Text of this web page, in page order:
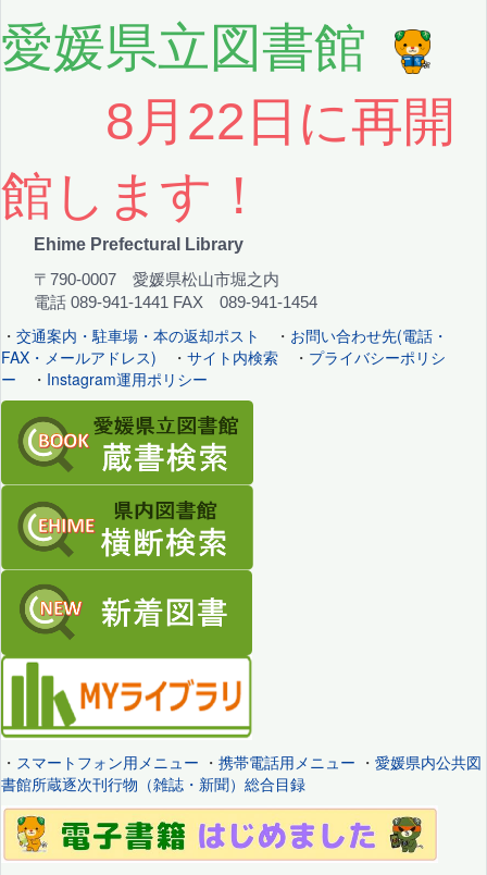
愛媛県立図書館
8月22日に再開
館します！
Ehime Prefectural Library
〒790-0007 愛媛県松山市堀之内
電話 089-941-1441 FAX 089-941-1454
・ 交通案内・駐車場・本の返却ポスト ・ お問い合わせ先(電話・
FAX・メールアドレス) ・ サイト内検索 ・ プライバシーポリシ
ー ・ Instagram運用ポリシー
・ スマートフォン用メニュー ・ 携帯電話用メニュー ・ 愛媛県内公共図
書館所蔵逐次刊行物（雑誌・新聞）総合目録